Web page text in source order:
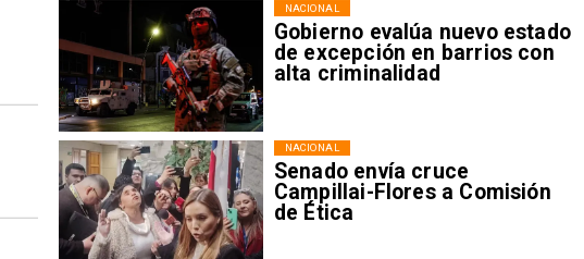
Gobierno evalúa nuevo estado
de excepción en barrios con
alta criminalidad
NACIONAL
Senado envía cruce
Campillai-Flores a Comisión
de Ética
NACIONAL